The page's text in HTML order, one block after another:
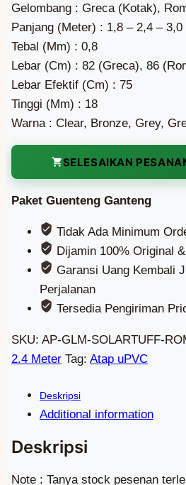
Gelombang : Greca (Kotak),
Panjang (Meter) : 1,8 – 2,4 –
Tebal (Mm) : 0,8
Lebar (Cm) : 82 (Greca), 86
Lebar Efektif (Cm) : 75
Tinggi (Mm) : 18
Warna : Clear, Bronze, Grey,
SELESAIKAN
Paket Guenteng Ganteng
Tidak Ada Minimum
Dijamin 100% Original
Garansi Uang Kembali
Perjalanan
Tersedia Pengiriman
SKU: AP-GLM-SOLARTUFF-
2.4 Meter Tag: Atap uPVC
Additional information
Note : Tanya stock pesenan